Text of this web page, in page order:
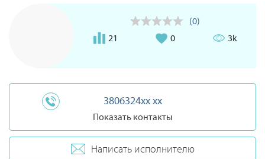
(0)
21
0 3k
3806324xx xx
Показать контакты
Написать исполнителю